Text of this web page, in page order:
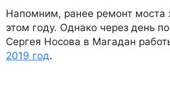
Напомним, ранее ремонт моста
этом году. Однако через день
Сергея Носова в Магадан
2019 год.